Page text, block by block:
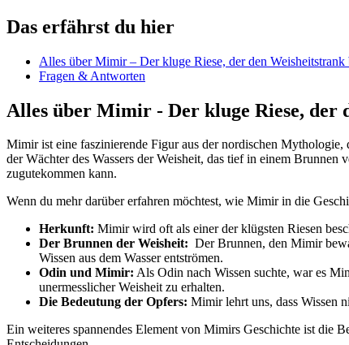
Das erfährst du‍ hier
Alles über Mimir – Der ⁤kluge Riese, der den Weisheitstrank
Fragen ‌& Antworten
Alles über Mimir ⁣- Der kluge Riese, der
Mimir ist eine faszinierende‍ Figur aus der nordischen
der Wächter des ⁣Wassers der Weisheit, das tief in einem
zugutekommen kann.
Wenn du mehr darüber erfahren​ möchtest, wie Mimir in die‍
Herkunft: Mimir wird oft als einer der klügsten Riesen‍
Der Brunnen der Weisheit:
Der Brunnen, den Mimir
Wissen aus dem ​Wasser entströmen.
Odin und Mimir: Als Odin nach Wissen suchte, war⁤ es
unermesslicher Weisheit⁤ zu erhalten.
Die ⁣Bedeutung der‍ Opfers: Mimir lehrt⁣ uns, dass Wissen
Ein⁢ weiteres ⁢spannendes Element von Mimirs Geschichte ist die